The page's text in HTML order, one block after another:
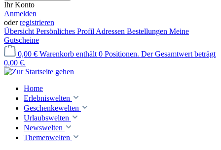
Ihr Konto
Anmelden
oderregistrieren
Übersicht Persönliches Profil Adressen Bestellungen Meine
Gutscheine
0,00 € Warenkorb enthält 0 Positionen. Der Gesamtwert beträgt
0,00 €.
Home
Erlebniswelten
Geschenkewelten
Urlaubswelten
Newswelten
Themenwelten